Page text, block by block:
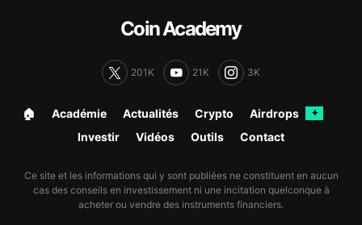
Coin Academy
201K 21K 3K
🏠︎ Académie Actualités Crypto Airdrops ✦
Investir Vidéos Outils Contact
Ce site et les informations qui y sont publiées ne constituent en aucun
cas des conseils en investissement ni une incitation quelconque à
acheter ou vendre des instruments financiers.